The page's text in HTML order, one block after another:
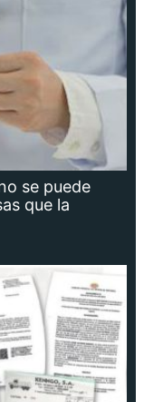
se puede
que la